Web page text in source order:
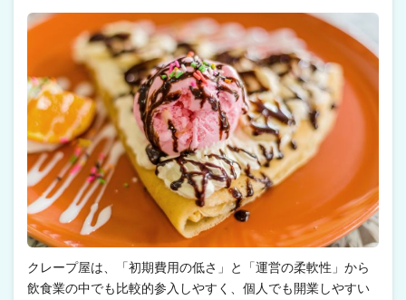
クレープ屋は、「初期費用の低さ」と「運営の柔軟性」から
飲食業の中でも比較的参入しやすく、個人でも開業しやすい